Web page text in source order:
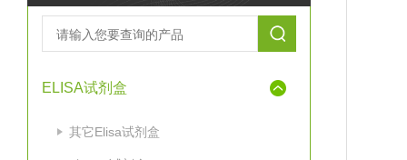
ELISA试剂盒
其它Elisa试剂盒